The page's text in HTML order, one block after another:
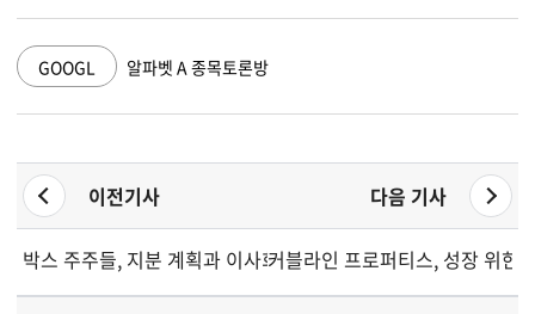
GOOGL 알파벳 A 종목토론방
이전기사 다음 기사
박스 주주들, 지분 계획과 이사회 임원진 승인커블라인 프로퍼티스, 성장 위한